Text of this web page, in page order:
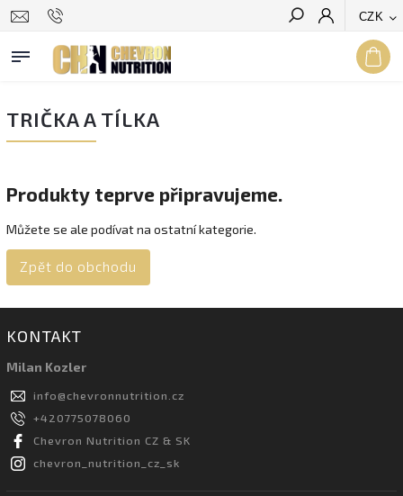
CZK
Hledat
TRIČKA A TÍLKA
Produkty teprve připravujeme.
Můžete se ale podívat na ostatní kategorie.
Zpět do obchodu
KONTAKT
Milan Kozler
info@chevronnutrition.cz
+420775078060
Chevron Nutrition CZ & SK
chevron_nutrition_cz_sk